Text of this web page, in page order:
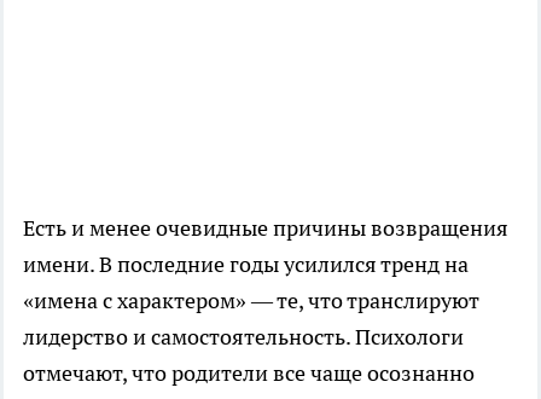
Есть и менее очевидные причины возвращения
имени. В последние годы усилился тренд на
«имена с характером» — те, что транслируют
лидерство и самостоятельность. Психологи
отмечают, что родители все чаще осознанно